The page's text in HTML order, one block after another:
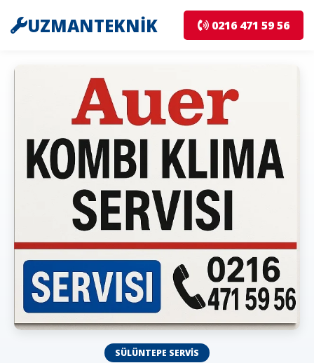
UZMANTEKNİK 0216 471 59 56
SÜLÜNTEPE SERVIS